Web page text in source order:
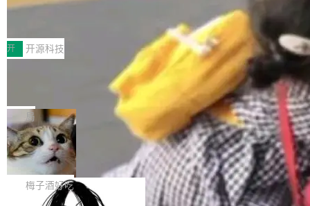
传输性能最高提升5倍。UCL-MPComm底层基
于自研UCL-Engine通信引擎，后续腾讯网平将
持续开源更多基于UCL-Engine的高性能通信组
件。 腾讯网平团队在UCL-MPComm中实现了一
个独立于业务线程的全局通信引擎（Engine），
创新与落地成效成功入选。 全链路私有化部署，
助力企业AI研发安全落地 当前，越来越多企业已
经开始引入 AI Coding 工具，通过调用公有云模
型或企业内部部署模型提升研发效率。但随着 AI
Coding 从个人辅助工具逐步走向团队级、组织
级应用，企业在规模化落地过程中，对安全性、
可控性和代码质量提出了更高要求。 首先是数据
安全与合规要求。对于大多数普通研发场景，公
有云模型能够满足快速试用和效率提升的需求。
但对于金融、能源、医疗等对数据安全要求较...
深信服AI算力网关入选工信部人工智能
前不久，工业和信息化部正式发布《2025年人工
智能应用典型案例名单》，集中展示人工智能在
各领域的应用成果，覆盖技术底座、行业赋能、
产品应用、支撑保障、专题等五大方向。深信服
AI算力网关（AI创新平台）成功入选！ 随着各行
各业的Agent走向规模化建设，算力构成形态逐
渐丰富，用户关注的重点也在发生变化：不只是
让AI用起来，还要进一步看清混合算力时代下，
Token花在哪里、算力是否被充分利用，以及持
续增长的AI成本该如何优化。 深信服AI算力网关
正是围绕这些实际问题，从Token治理和成本治
开 开源科技
Jeff Dean 离开 Google：一个时代的结
束，一个实验室的开始
Google 员工编号 20。MapReduce 作者之一。
Bigtable 作者之一。TensorFlow 的作者之一。
Gemini 的架构师。Google 首席科学家。 Jeff D
ean 在 Google 工作了 27 年后，宣布离职。 他
不是一个人走。一同离开的还有 Sanjay Ghema
wat（Google 员工编号 23，Jeff Dean 二十多
年的编程搭档，MapReduce 和 Bigtable 的共同
局
🔥 SolonCode v2026.8.4 发布：界面
字体可调、22 种语言、记忆搜索增强
打开终端就能上岗的全中文编码智能体，这一轮
把「看得清、用母语、记得住」三件事一次补
齐。 SolonCode 是什么 SolonCode 是杭州无
梅子酒好吃